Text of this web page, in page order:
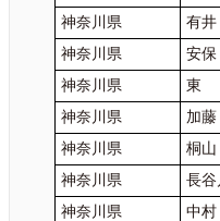
神奈川県
有
神奈川県
安
神奈川県
東
神奈川県
加
神奈川県
桐
神奈川県
長
神奈川県
中